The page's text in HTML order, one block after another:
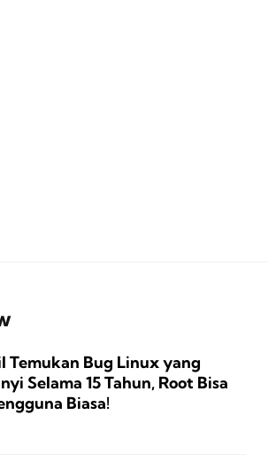
Temukan Bug Linux yang
Selama 15 Tahun, Root Bisa
Biasa!